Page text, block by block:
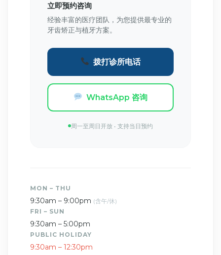
立即预约咨询
经验丰富的医疗团队，为您提供最专业的
牙齿矫正与植牙方案。
拨打诊所电话
WhatsApp 咨询
周一至周日开放 • 支持当日预约
MON – THU
9:30am – 9:00pm (含午/休)
FRI – SUN
9:30am – 5:00pm
PUBLIC HOLIDAY
9:30am – 12:30pm